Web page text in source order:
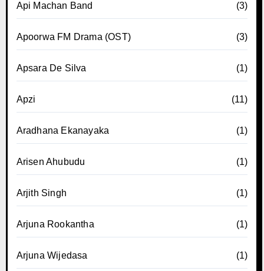
Api Machan Band (3)
Apoorwa FM Drama (OST) (3)
Apsara De Silva (1)
Apzi (11)
Aradhana Ekanayaka (1)
Arisen Ahubudu (1)
Arjith Singh (1)
Arjuna Rookantha (1)
Arjuna Wijedasa (1)